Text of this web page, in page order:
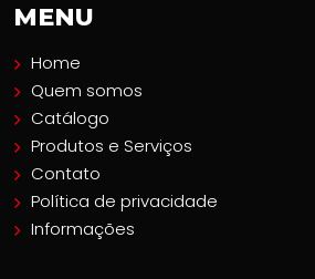
MENU
Home
Quem somos
Catálogo
Produtos e Serviços
Contato
Política de privacidade
Informações